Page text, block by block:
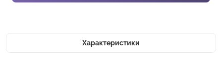
Характеристики